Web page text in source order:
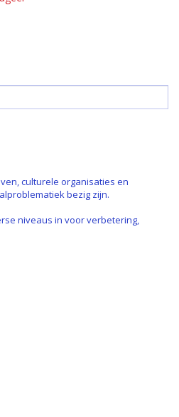
culturele organisaties en
bezig zijn.
niveaus in voor verbetering,